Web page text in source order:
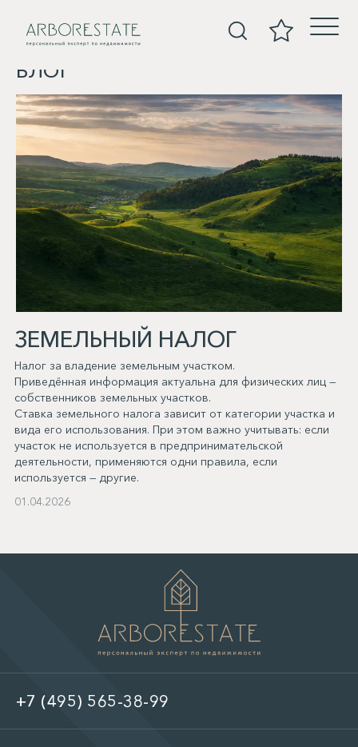
БЛОГ
ЗЕМЕЛЬНЫЙ НАЛОГ
Налог за владение земельным участком.
Приведённая информация актуальна для физических лиц —
собственников земельных участков.
Ставка земельного налога зависит от категории участка и
вида его использования. При этом важно учитывать: если
участок не используется в предпринимательской
деятельности, применяются одни правила, если
используется — другие.
01.04.2026
+7 (495) 565-38-99